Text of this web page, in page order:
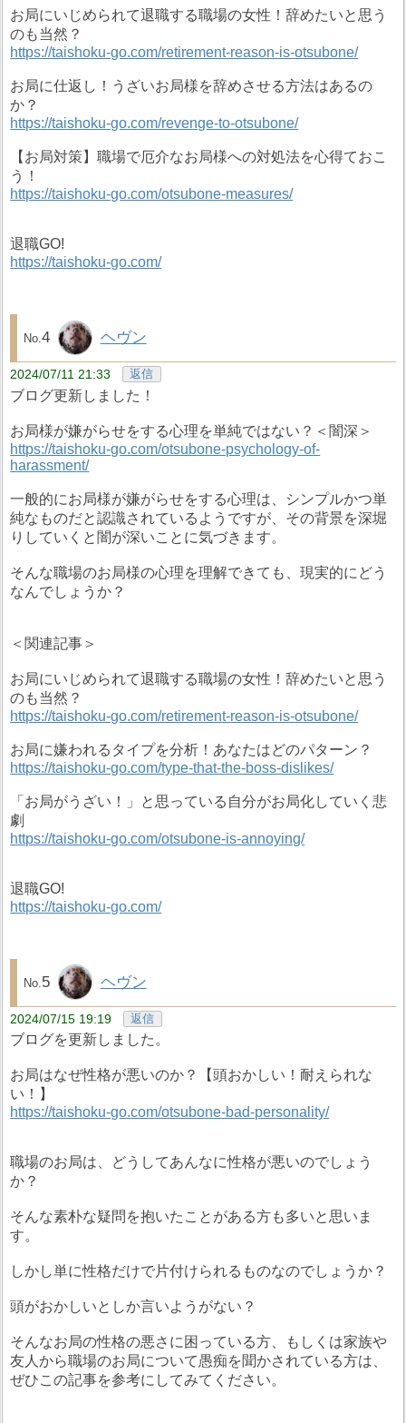
お局にいじめられて退職する職場の女性！辞めたいと思う
のも当然？
https://taishoku-go.com/retirement-reason-is-otsubone/
お局に仕返し！うざいお局様を辞めさせる方法はあるの
か？
https://taishoku-go.com/revenge-to-otsubone/
【お局対策】職場で厄介なお局様への対処法を心得ておこ
う！
https://taishoku-go.com/otsubone-measures/
退職GO!
https://taishoku-go.com/
4 ヘヴン
2024/07/11 21:33 返信
ブログ更新しました！
お局様が嫌がらせをする心理を単純ではない？＜闇深＞
https://taishoku-go.com/otsubone-psychology-of-
harassment/
一般的にお局様が嫌がらせをする心理は、シンプルかつ単
純なものだと認識されているようですが、その背景を深堀
りしていくと闇が深いことに気づきます。
そんな職場のお局様の心理を理解できても、現実的にどう
なんでしょうか？
＜関連記事＞
お局にいじめられて退職する職場の女性！辞めたいと思う
のも当然？
https://taishoku-go.com/retirement-reason-is-otsubone/
お局に嫌われるタイプを分析！あなたはどのパターン？
https://taishoku-go.com/type-that-the-boss-dislikes/
「お局がうざい！」と思っている自分がお局化していく悲
劇
https://taishoku-go.com/otsubone-is-annoying/
退職GO!
https://taishoku-go.com/
5 ヘヴン
2024/07/15 19:19 返信
ブログを更新しました。
お局はなぜ性格が悪いのか？【頭おかしい！耐えられな
い！】
https://taishoku-go.com/otsubone-bad-personality/
職場のお局は、どうしてあんなに性格が悪いのでしょう
か？
そんな素朴な疑問を抱いたことがある方も多いと思いま
す。
しかし単に性格だけで片付けられるものなのでしょうか？
頭がおかしいとしか言いようがない？
そんなお局の性格の悪さに困っている方、もしくは家族や
友人から職場のお局について愚痴を聞かされている方は、
ぜひこの記事を参考にしてみてください。